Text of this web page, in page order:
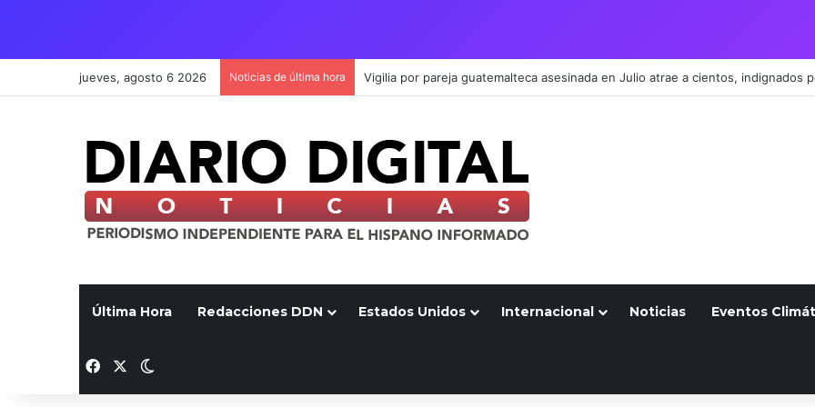
jueves, agosto 6 2026 Noticias de última hora
Última Hora Redacciones DDN Estados Unidos Internacional Noticias Eventos
Facebook